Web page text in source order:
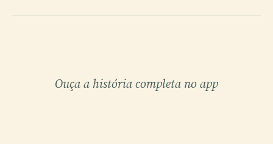
Ouça a história completa no app